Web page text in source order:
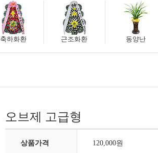
축하화환 근조화환 동양난
오브제 고급형
상품가격 120,000원